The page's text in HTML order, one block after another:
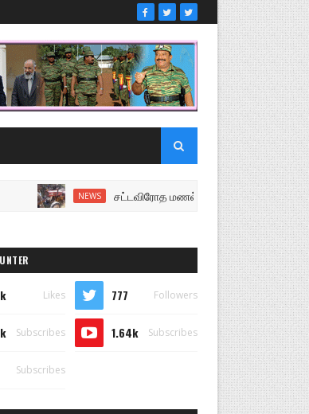
NEWS சட்டவிரோத மணல் அகழ்வு விசாரணைக்கு சென்ற
Likes 777 Followers
Subscribes 1.64k Subscribes
Subscribes